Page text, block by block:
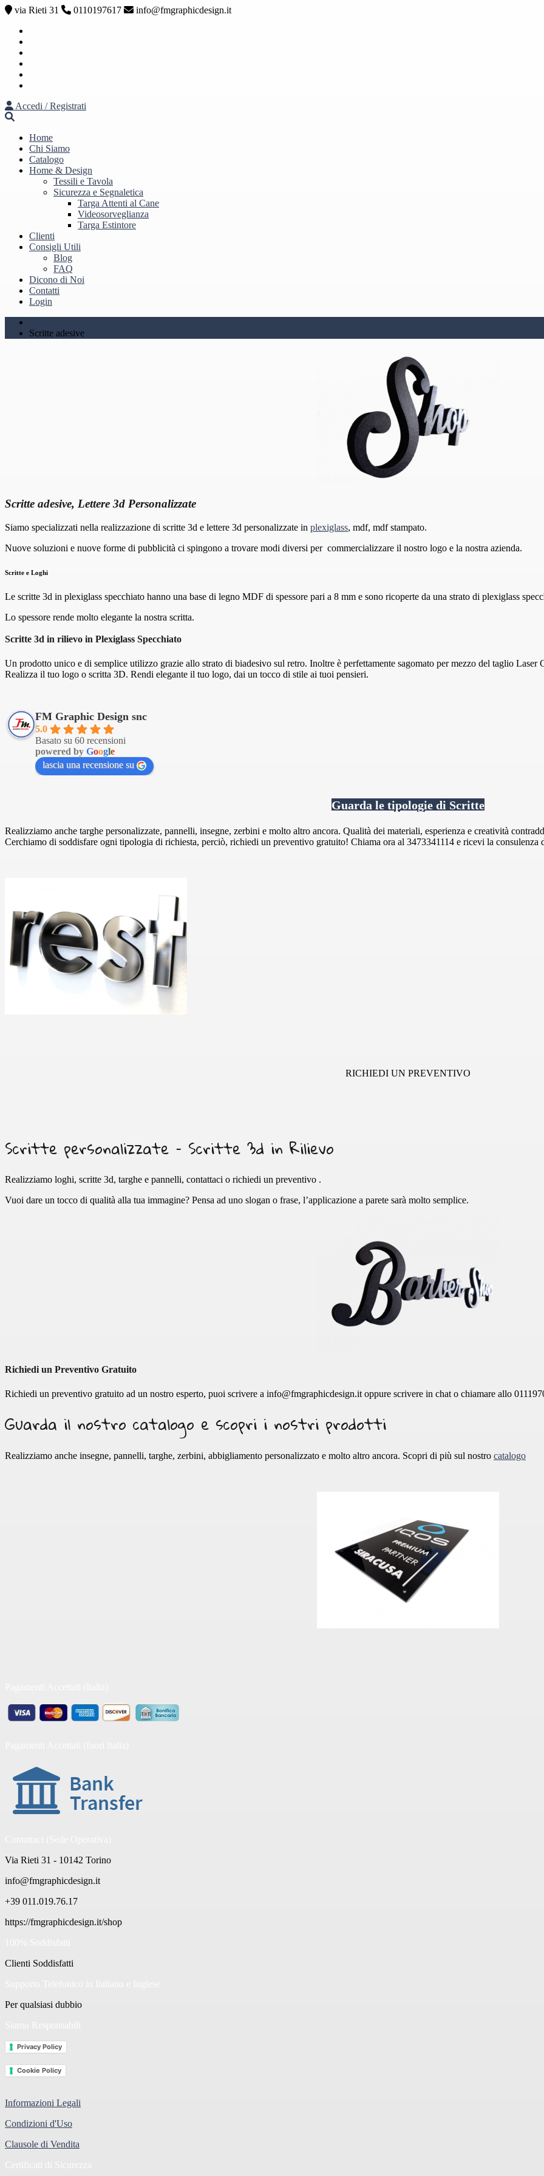
via Rieti 31 0110197617
info@fmgraphicdesign.it
Accedi / Registrati
Home
Chi Siamo
Catalogo
Home & Design
Tessili e Tavola
Sicurezza e Segnaletica
Targa Attenti al Cane
Videosorveglianza
Targa Estintore
Clienti
Consigli Utili
Blog
FAQ
Dicono di Noi
Contatti
Login
Scritte adesive
Scritte adesive, Lettere 3d Personalizzate
Siamo specializzati nella realizzazione di scritte 3d e lettere 3d personalizzate in plexiglass, mdf, mdf stampato.
Nuove soluzioni e nuove forme di pubblicità ci spingono a trovare modi diversi per commercializzare il nostro logo e la nostra azienda.
Scritte e Loghi
Le scritte 3d in plexiglass specchiato hanno una base di legno MDF di spessore pari a 8 mm e sono ricoperte da una strato di plexiglass
Lo spessore rende molto elegante la nostra scritta.
Scritte 3d in rilievo in Plexiglass Specchiato
Un prodotto unico e di semplice utilizzo grazie allo strato di biadesivo sul retro. Inoltre è perfettamente sagomato per mezzo del taglio Laser
Realizza il tuo logo o scritta 3D. Rendi elegante il tuo logo, dai un tocco di stile ai tuoi pensieri.
FM Graphic Design snc
5.0
Basato su 60 recensioni
powered by Google
lascia una recensione su
Guarda le tipologie di Scritte
Realizziamo anche targhe personalizzate, pannelli, insegne, zerbini e molto altro ancora. Qualità dei materiali, esperienza e creatività
Cerchiamo di soddisfare ogni tipologia di richiesta, perciò, richiedi un preventivo gratuito! Chiama ora al 3473341114 e ricevi la consulenza
RICHIEDI UN PREVENTIVO
Scritte personalizzate – Scritte 3d in Rilievo
Realizziamo loghi, scritte 3d, targhe e pannelli, contattaci o richiedi un preventivo .
Vuoi dare un tocco di qualità alla tua immagine? Pensa ad uno slogan o frase, l’applicazione a parete sarà molto semplice.
Richiedi un Preventivo Gratuito
Richiedi un preventivo gratuito ad un nostro esperto, puoi scrivere a info@fmgraphicdesign.it oppure scrivere in chat o chiamare allo
Guarda il nostro catalogo e scopri i nostri prodotti
Realizziamo anche insegne, pannelli, targhe, zerbini, abbigliamento personalizzato e molto altro ancora. Scopri di più sul nostro catalogo
Via Rieti 31 - 10142 Torino
info@fmgraphicdesign.it
+39 011.019.76.17
https://fmgraphicdesign.it/shop
Clienti Soddisfatti
Per qualsiasi dubbio
Privacy Policy
Cookie Policy
Informazioni Legali
Condizioni d'Uso
Clausole di Vendita